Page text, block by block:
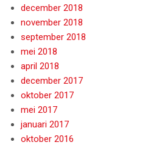
december 2018
november 2018
september 2018
mei 2018
april 2018
december 2017
oktober 2017
mei 2017
januari 2017
oktober 2016